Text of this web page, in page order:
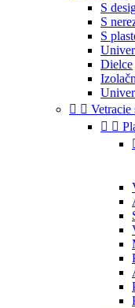
S
S
S
Dielce
  Vetracie
 